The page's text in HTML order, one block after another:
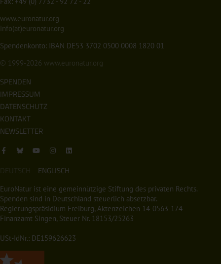
www.euronatur.org
info(at)euronatur.org
Spendenkonto: IBAN DE53 3702 0500 0008 1820 01
© 1999-2026 www.euronatur.org
SPENDEN
IMPRESSUM
DATENSCHUTZ
KONTAKT
NEWSLETTER
DEUTSCH ENGLISCH
EuroNatur ist eine gemeinnützige Stiftung des privaten Rechts.
Spenden sind in Deutschland steuerlich absetzbar.
Regierungspräsidium Freiburg, Aktenzeichen 14-0563-174
Finanzamt Singen, Steuer Nr. 18153/25263
USt-IdNr.: DE159626623